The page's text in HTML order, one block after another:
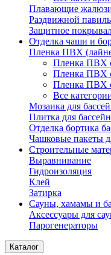
Плавающие
Раздвижной
Защитное
Отделка чаши и
Пленка ПВХ
Пленка ПВХ
Пленка ПВХ
Пленка ПВХ
Все
Мозаика для
Плитка для
Отделка бортика
Чашковые пакеты
Строительные
Выравнивание
Гидроизоляция
Клей
Затирка
Сауны, хамамы и
Аксессуары для
Парогенераторы
Каталог